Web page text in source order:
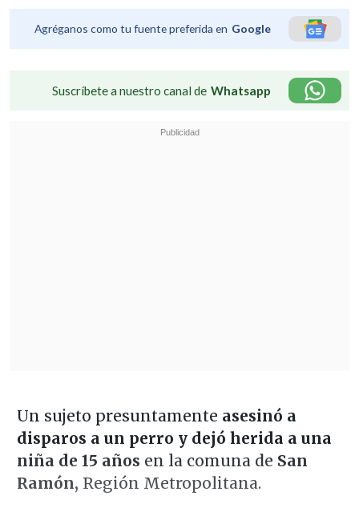
Agréganos como tu fuente preferida en Google
Suscríbete a nuestro canal de Whatsapp
Un sujeto presuntamente asesinó a
disparos a un perro y dejó herida a una
niña de 15 años en la comuna de San
Ramón, Región Metropolitana.